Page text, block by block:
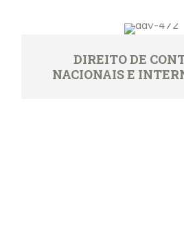
DIREITO DE
NACIONAIS E